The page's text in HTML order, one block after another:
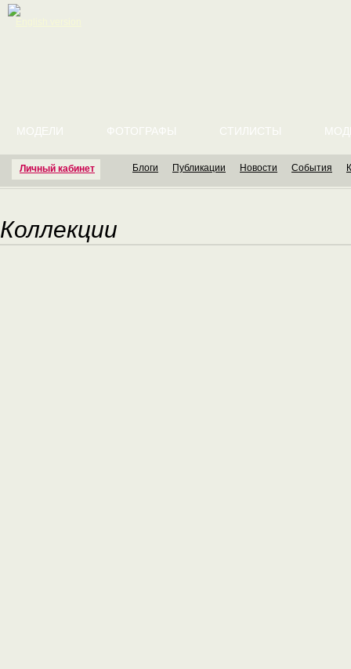
Личный кабинет
МОДЕЛИ ФОТОГРАФЫ СТИЛИСТЫ
Блоги Публикации Новости События
Коллекции